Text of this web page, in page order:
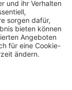
Gewerbe und